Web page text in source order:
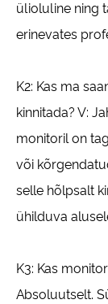
ülioluline ning
erinevates
K2: Kas ma
kinnitada? V:
monitoril on
või
selle hõlpsalt
ühilduva
K3: Kas
Absoluutselt.